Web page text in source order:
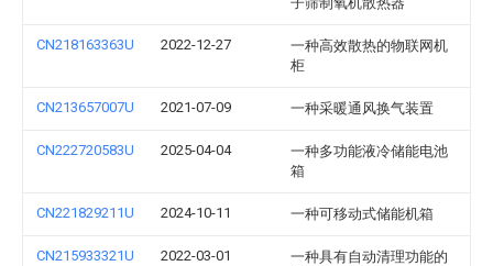
CN218163363U 2022-12-27
一种高效散热的物联网机
柜
CN213657007U 2021-07-09 一种采暖通风换气装置
CN222720583U 2025-04-04
一种多功能液冷储能电池
箱
CN221829211U 2024-10-11 一种可移动式储能机箱
CN215933321U 2022-03-01
一种具有自动清理功能的